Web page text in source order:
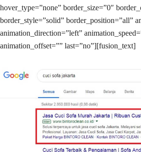
hover_type=”none” border_size=”0″
border_style=”solid” border_position=”all”
animation_direction=”left”
animation_offset=”” last=”no”][fusion_text]